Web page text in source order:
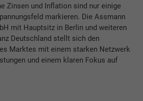
Zinsen und Inflation sind nur einige
markieren. Die Assmann
mit Hauptsitz in Berlin und weiteren
Deutschland stellt sich den
Marktes mit einem starken Netzwerk
und einem klaren Fokus auf